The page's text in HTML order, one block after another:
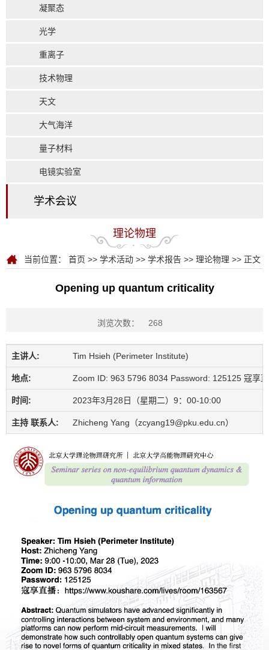
凝聚态
光学
重离子
技术物理
天文
大气海洋
量子材料
电镜实验室
学术会议
理论物理
当前位置： 首页 >> 学术活动 >> 学术报告 >> 理论物理 >> 正文
Opening up quantum criticality
浏览次数： 268
主讲人: Tim Hsieh (Perimeter Institute)
地点: Zoom ID: 963 5796 8034 Password: 125125 寇享
时间: 2023年3月28日（星期二）9：00-10:00
主持 联系人: Zhicheng Yang（zcyang19@pku.edu.cn）